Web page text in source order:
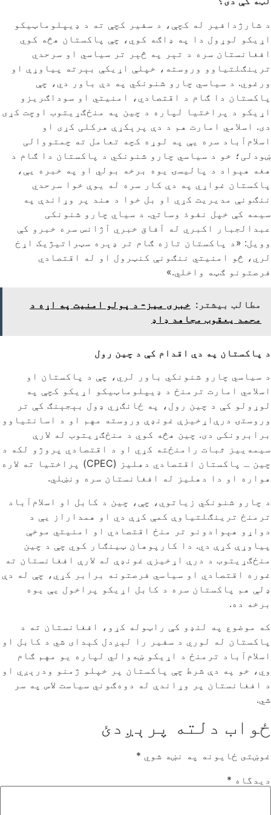
د شارژدافیر له کچې، د سفیر کچې ته د ډیپلوماټیکو
اړیکو لوړول دا په ډاګه کوي، چې پاکستان هڅه کوي
افغانستان سره د تېر په څېر تر سیاسي او سرحدي
ترینګلتیاوو وروسته، خپلې اړیکې بېرته پیاوړې او
ورغوي. د سیاسي چارو شنونکي په دې باور دي، چې
پاکستان دا ګام د اقتصادي، امنیتي او سوداګریزو
اړیکو د پراختیا لپاره د چین په منځګړیتوب اوچت کړی
دی. اسلامي امارت هم د دې پرېکړې هرکلی کړی او
اسلام‌آباد سره یې په لوړه کچه تعامل ته چمتووالی
ښودلی؛ خو د سیاسي چارو شنونکي د پاکستان دا ګام د
هغه هېواد د پالیسۍ یوه برخه بولي او په خبره یې،
پاکستان غواړي په دې کار سره له یوې خوا سرحدي
ننګونې مدیریت کړي او بل خوا د هند پر وړاندې په
سیمه کې خپل نفوذ وساتي. د سیاي چارو شنونکی
عبدالجبار اکبري له آفاق خبري آژانس سره خبرو کې
وویل: «د پاکستان تازه ګام تر ډېره سټراتیژیک اړخ
لري، څو امنیتي ننګونې کنټرول او له اقتصادي
فرصتونو ګټه واخلي.»
مطالب بیشتر: خبری میز- د پولو امنیت په اړه د
محمد یعقوب مجاهد ډاډ
د پاکستان په دې اقدام کې د چین رول
د سیاسي چارو شنونکي باور لري، چې د پاکستان او
اسلامي امارت ترمنځ د ‌ډیپلوماټیکو اړیکو کچې په
لوړولو کې د چین رول، په ځانګړي ډول بېجېنګ کې تر
وروستۍ درې‌اړخیزې غونډې وروسته مهم او د اسانتیاوو
برابرونکی دی. چین هڅه کوي د منځګړیتوب له لارې
سیمه‌ییز ثبات رامنځته کړي او د اقتصادي پروژو لکه د
چین ـ پاکستان اقتصادي دهلیز (CPEC) پراختیا ته لاره
هواره او دا دهلیز له افغانستان سره ونښلي.
د چارو شنونکي زیاتوي، چې، چین د کابل او اسلام‌آباد
ترمنځ ترینګلتیاوې کمې کړې دي او همداراز یې د
دواړو هېوادونو تر منځ اقتصادي او امنیتي موخې
پیاوړې کړې دي. دا کارپوهان ټینګار کوي چې د چین
منځګړیتوب د درې اړخیزې غونډې له لارې افغانستان ته
غوره اقتصادي او سیاسي فرصتونه برابر کړي، چې له دې
ډلې هم پاکستان سره د کابل اړیکو پراخول یې یوه
برخه ده.
که موضوع په لنډو کې راټوله کړو، افغانستان ته د
پاکستان له لوري د سفیر را لېږدل کېدای شي د کابل او
اسلام‌آباد ترمنځ د اړیکو ښه‌والي لپاره یو مهم ګام
وي، خو په دې شرط چې پاکستان پر خپلو ژمنو ودرېږي او
د افغانستان پر وړاندې له دوه‌ګوني سیاست لاس په سر
شي.
ځواب دلته پرېږدئ
غوښتى ځایونه په نښه شوي *
دیدگاه *